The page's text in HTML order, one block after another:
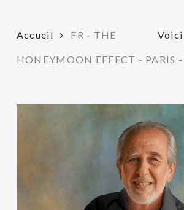
Accueil FR - THE
HONEYMOON EFFECT - PARIS